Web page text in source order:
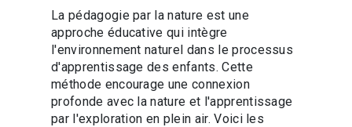
La pédagogie par la nature est une
approche éducative qui intègre
l'environnement naturel dans le processus
d'apprentissage des enfants. Cette
méthode encourage une connexion
profonde avec la nature et l'apprentissage
par l'exploration en plein air. Voici les